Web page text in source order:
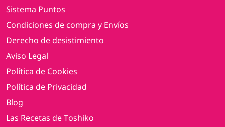
Sistema Puntos
Condiciones de compra y Envíos
Derecho de desistimiento
Aviso Legal
Política de Cookies
Política de Privacidad
Blog
Las Recetas de Toshiko